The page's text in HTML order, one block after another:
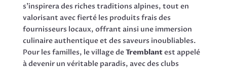
s’inspirera des riches traditions alpines, tout en
valorisant avec fierté les produits frais des
fournisseurs locaux, offrant ainsi une immersion
culinaire authentique et des saveurs inoubliables.
Pour les familles, le village deTremblantest appelé
à devenir un véritable paradis, avec des clubs